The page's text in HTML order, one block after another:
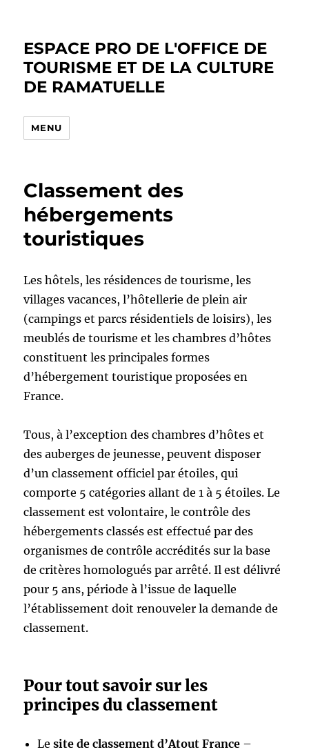
ESPACE PRO DE L'OFFICE DE
TOURISME ET DE LA CULTURE
DE RAMATUELLE
MENU
Classement des
hébergements
touristiques
Les hôtels, les résidences de tourisme, les
villages vacances, l’hôtellerie de plein air
(campings et parcs résidentiels de loisirs), les
meublés de tourisme et les chambres d’hôtes
constituent les principales formes
d’hébergement touristique proposées en
France.
Tous, à l’exception des chambres d’hôtes et
des auberges de jeunesse, peuvent disposer
d’un classement officiel par étoiles, qui
comporte 5 catégories allant de 1 à 5 étoiles. Le
classement est volontaire, le contrôle des
hébergements classés est effectué par des
organismes de contrôle accrédités sur la base
de critères homologués par arrêté. Il est délivré
pour 5 ans, période à l’issue de laquelle
l’établissement doit renouveler la demande de
classement.
Pour tout savoir sur les
principes du classement
Le site de classement d’Atout France –